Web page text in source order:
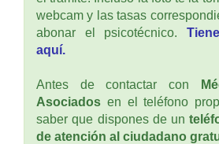
webcam y las tasas
abonar el psicotécnico.
aquí.
Antes de contactar con
Asociados en el teléfono
saber que dispones de un
de atención al ciudadano